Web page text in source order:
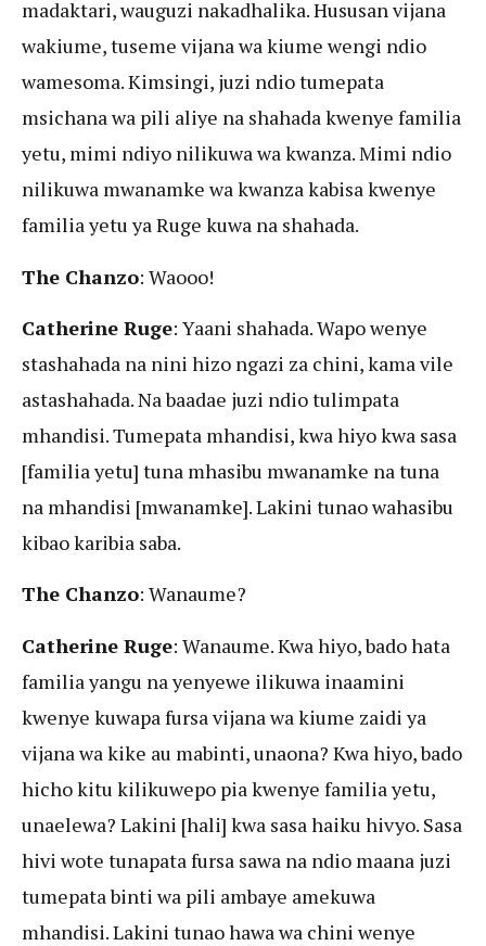
madaktari, wauguzi nakadhalika. Hususan vijana
wakiume, tuseme vijana wa kiume wengi ndio
wamesoma. Kimsingi, juzi ndio tumepata
msichana wa pili aliye na shahada kwenye familia
yetu, mimi ndiyo nilikuwa wa kwanza. Mimi ndio
nilikuwa mwanamke wa kwanza kabisa kwenye
familia yetu ya Ruge kuwa na shahada.
The Chanzo: Waooo!
Catherine Ruge: Yaani shahada. Wapo wenye
stashahada na nini hizo ngazi za chini, kama vile
astashahada. Na baadae juzi ndio tulimpata
mhandisi. Tumepata mhandisi, kwa hiyo kwa sasa
[familia yetu] tuna mhasibu mwanamke na tuna
na mhandisi [mwanamke]. Lakini tunao wahasibu
kibao karibia saba.
The Chanzo: Wanaume?
Catherine Ruge: Wanaume. Kwa hiyo, bado hata
familia yangu na yenyewe ilikuwa inaamini
kwenye kuwapa fursa vijana wa kiume zaidi ya
vijana wa kike au mabinti, unaona? Kwa hiyo, bado
hicho kitu kilikuwepo pia kwenye familia yetu,
unaelewa? Lakini [hali] kwa sasa haiku hivyo. Sasa
hivi wote tunapata fursa sawa na ndio maana juzi
tumepata binti wa pili ambaye amekuwa
mhandisi. Lakini tunao hawa wa chini wenye